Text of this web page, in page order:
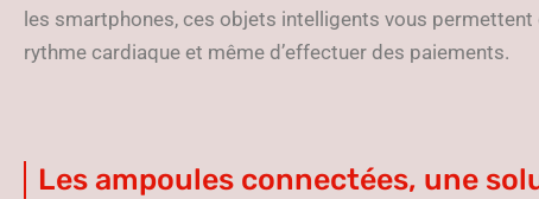
les smartphones, ces objets intelligents vous
rythme cardiaque et même d’effectuer des paiements.
Les ampoules connectées, une